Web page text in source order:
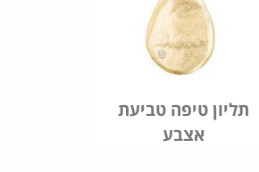
תליון טיפה טביעת
אצבע